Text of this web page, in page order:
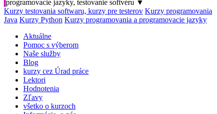
programovacie jazyky, testovanie softvéru ▼
Kurzy testovania softwaru, kurzy pre testerov Kurzy programovania
Java Kurzy Python Kurzy programovania a programovacie jazyky
Aktuálne
Pomoc s výberom
Naše služby
Blog
kurzy cez Úrad práce
Lektori
Hodnotenia
Zľavy
všetko o kurzoch